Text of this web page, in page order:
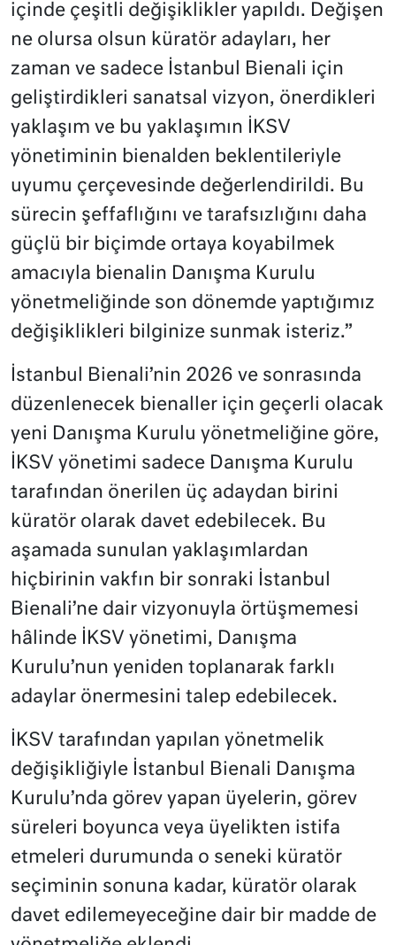
içinde çeşitli değişiklikler yapıldı. Değişen
ne olursa olsun küratör adayları, her
zaman ve sadece İstanbul Bienali için
geliştirdikleri sanatsal vizyon, önerdikleri
yaklaşım ve bu yaklaşımın İKSV
yönetiminin bienalden beklentileriyle
uyumu çerçevesinde değerlendirildi. Bu
sürecin şeffaflığını ve tarafsızlığını daha
güçlü bir biçimde ortaya koyabilmek
amacıyla bienalin Danışma Kurulu
yönetmeliğinde son dönemde yaptığımız
değişiklikleri bilginize sunmak isteriz.”
İstanbul Bienali’nin 2026 ve sonrasında
düzenlenecek bienaller için geçerli olacak
yeni Danışma Kurulu yönetmeliğine göre,
İKSV yönetimi sadece Danışma Kurulu
tarafından önerilen üç adaydan birini
küratör olarak davet edebilecek. Bu
aşamada sunulan yaklaşımlardan
hiçbirinin vakfın bir sonraki İstanbul
Bienali’ne dair vizyonuyla örtüşmemesi
hâlinde İKSV yönetimi, Danışma
Kurulu’nun yeniden toplanarak farklı
adaylar önermesini talep edebilecek.
İKSV tarafından yapılan yönetmelik
değişikliğiyle İstanbul Bienali Danışma
Kurulu’nda görev yapan üyelerin, görev
süreleri boyunca veya üyelikten istifa
etmeleri durumunda o seneki küratör
seçiminin sonuna kadar, küratör olarak
davet edilemeyeceğine dair bir madde de